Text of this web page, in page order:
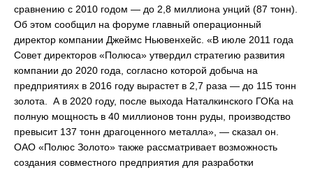
сравнению с 2010 годом — до 2,8 миллиона унций (87 тонн).
Об этом сообщил на форуме главный операционный
директор компании Джеймс Ньювенхейс. «В июле 2011 года
Совет директоров «Полюса» утвердил стратегию развития
компании до 2020 года, согласно которой добыча на
предприятиях в 2016 году вырастет в 2,7 раза — до 115 тонн
золота. А в 2020 году, после выхода Наталкинского ГОКа на
полную мощность в 40 миллионов тонн руды, производство
превысит 137 тонн драгоценного металла», — сказал он.
ОАО «Полюс Золото» также рассматривает возможность
создания совместного предприятия для разработки